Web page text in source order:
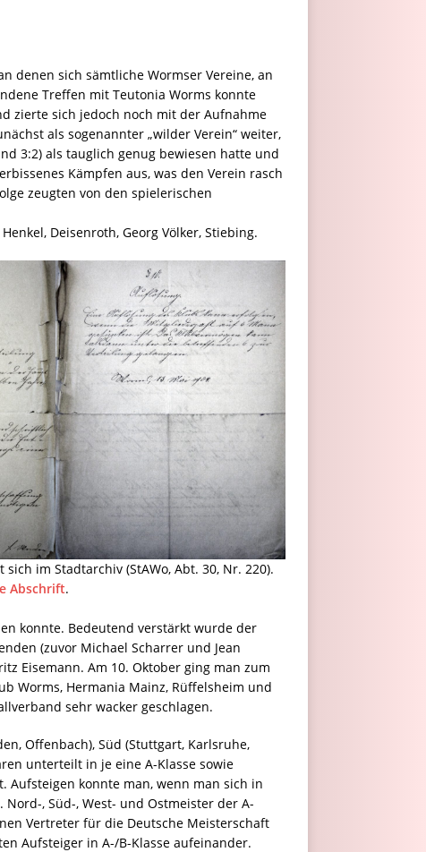
denen sich sämtliche Wormser Vereine, an
Treffen mit Teutonia Worms konnte
zierte sich jedoch noch mit der Aufnahme
als sogenannter „wilder Verein“ weiter,
3:2) als tauglich genug bewiesen hatte und
Kämpfen aus, was den Verein rasch
zeugten von den spielerischen
Deisenroth, Georg Völker, Stiebing.
im Stadtarchiv (StAWo, Abt. 30, Nr. 220).
Abschrift.
konnte. Bedeutend verstärkt wurde der
(zuvor Michael Scharrer und Jean
Eisemann. Am 10. Oktober ging man zum
Worms, Hermania Mainz, Rüffelsheim und
sehr wacker geschlagen.
Offenbach), Süd (Stuttgart, Karlsruhe,
unterteilt in je eine A-Klasse sowie
Aufsteigen konnte man, wenn man sich in
, Süd-, West- und Ostmeister der A-
Vertreter für die Deutsche Meisterschaft
Aufsteiger in A-/B-Klasse aufeinander.